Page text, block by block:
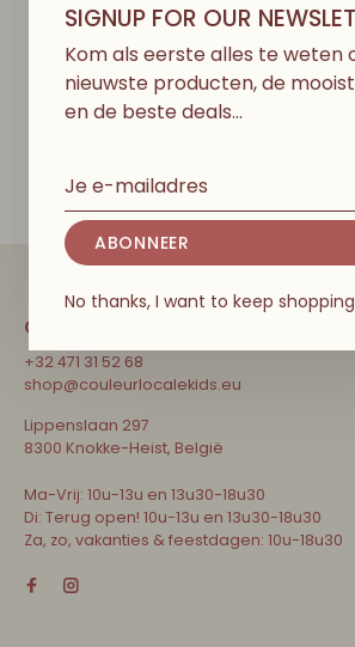
CREATIVE LAB AMSTERDAM
Behangpapier - Leave
Wall
€124,50
CONTACT
+32 471 31 52 68
shop@couleurlocalekids.eu
Lippenslaan 297
8300 Knokke-Heist, België
Ma-Vrij: 10u-13u en 13u30-18u30
Di: Terug open! 10u-13u en 13u30-18u30
Za, zo, vakanties & feestdagen: 10u-18u30
SIGNUP FOR OUR
Kom als eerste alles te weten
nieuwste producten, de
en de beste deals…
ABONNEER
No thanks, I want to keep